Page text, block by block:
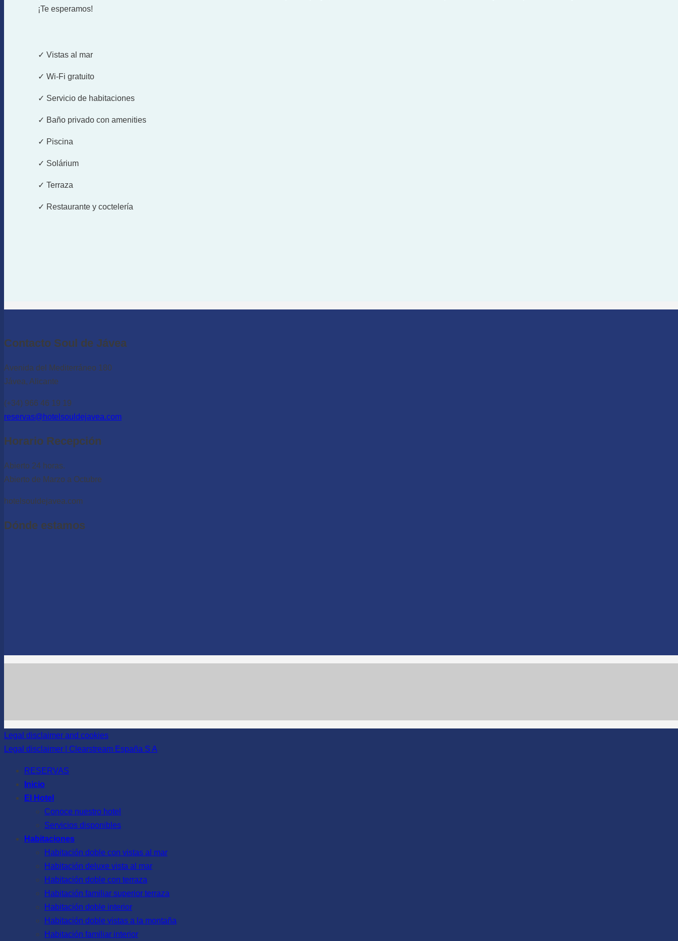
¡Te esperamos!
✓ Vistas al mar
✓ Wi-Fi gratuito
✓ Servicio de habitaciones
✓ Baño privado con amenities
✓ Piscina
✓ Solárium
✓ Terraza
✓ Restaurante y coctelería
Contacto Soul de Jávea
Avenida del Mediterráneo 180
Jávea, Alicante
(+34) 966 46 19 19
reservas@hotelsouldejavea.com
Horario Recepción
Abierto 24 horas.
Abierto de Marzo a Octubre
hotelsouldejavea.com
Dónde estamos
Legal disclaimer and cookies
Legal disclaimer | Clearstream España S A
RESERVAS
Inicio
El Hotel
Conoce nuestro hotel
Servicios disponibles
Habitaciones
Habitación doble con vistas al mar
Habitación deluxe vista al mar
Habitación doble con terraza
Habitación familiar superior terraza
Habitación doble interior
Habitación doble vistas a la montaña
Habitación familiar interior